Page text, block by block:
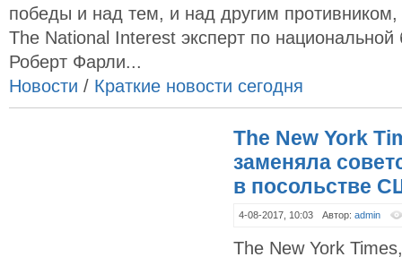
победы и над тем, и над другим
The National Interest эксперт по
Роберт Фарли...
Новости / Краткие новости сегодня
The New York
заменяла
в посольстве
4-08-2017, 10:03 Автор: admin
The New York